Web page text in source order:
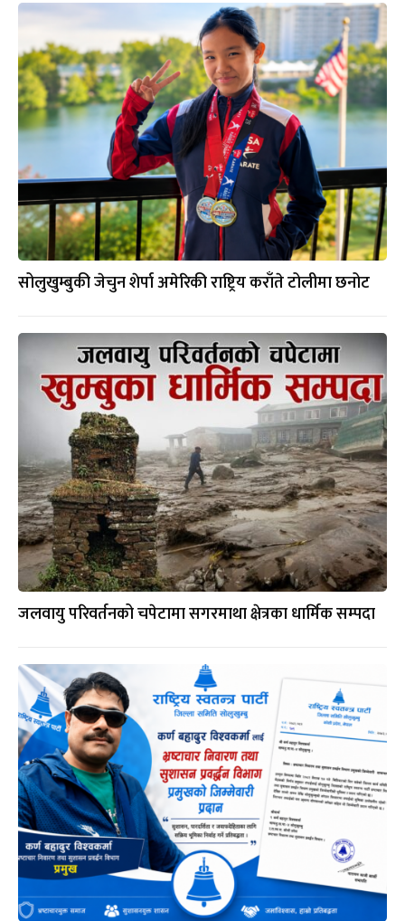
सोलुखुम्बुकी जेचुन शेर्पा अमेरिकी राष्ट्रिय कराँते टोलीमा छनोट
जलवायु परिवर्तनको चपेटामा सगरमाथा क्षेत्रका धार्मिक सम्पदा